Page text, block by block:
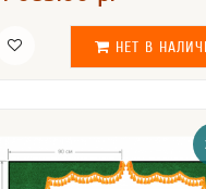
НЕТ В